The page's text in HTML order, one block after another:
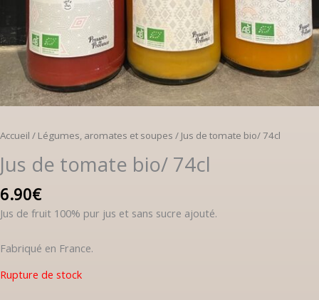
Accueil / Légumes, aromates et soupes / Jus de tomate bio/ 74cl
Jus de tomate bio/ 74cl
6.90€
Jus de fruit 100% pur jus et sans sucre ajouté.
Fabriqué en France.
Rupture de stock